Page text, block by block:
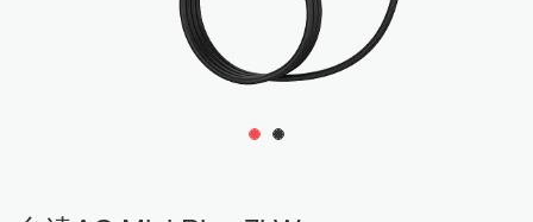
台達儲能系統台達充電樁
Tesla
Tesla
1 2